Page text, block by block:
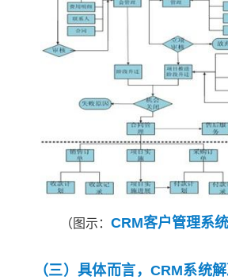
（图示： CRM客户管理系统
（三）具体而言，CRM系统